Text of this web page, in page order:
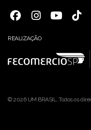
REALIZAÇÃO
© 2026 UM BRASIL. Todos os